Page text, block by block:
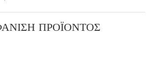
ΠΡΟΪΌΝΤΟΣ